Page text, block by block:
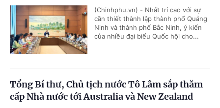
(Chinhphu.vn) - Nhất trí cao với sự
cần thiết thành lập thành phố Quảng
Ninh và thành phố Bắc Ninh, ý kiến
của nhiều đại biểu Quốc hội cho...
Tổng Bí thư, Chủ tịch nước Tô Lâm sắp thăm
cấp Nhà nước tới Australia và New Zealand